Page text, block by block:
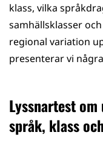
klass, vilka
samhällsklasser
regional variation
presenterar vi
Lyssnartest
språk, klass